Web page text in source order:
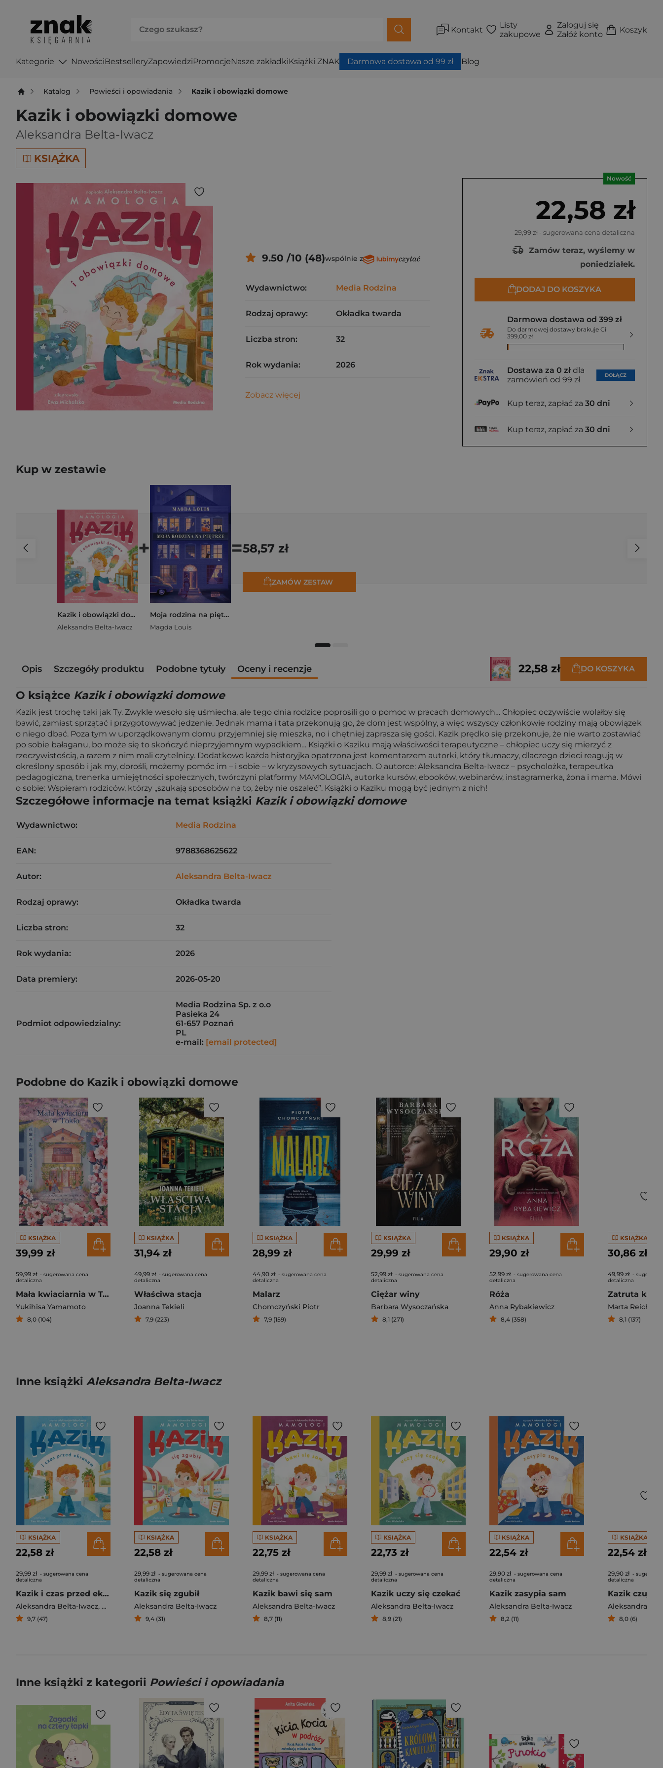
Kontakt
Listy
zakupowe
Zaloguj się
Załóż konto
Koszyk
Kategorie NowościBestselleryZapowiedziPromocjeNasze zakładkiKsiążki ZNAK Darmowa dostawa od 99 zł Blog
Katalog Powieści i opowiadania Kazik i obowiązki domowe
Kazik i obowiązki domowe
Aleksandra Belta-Iwacz
KSIĄŻKA
Nowość
22,58 zł
29,99 zł - sugerowana cena detaliczna
Zamów teraz, wyślemy w
poniedziałek.
DODAJ DO KOSZYKA
Darmowa dostawa od 399 zł
Do darmowej dostawy brakuje Ci
399,00 zł
Dostawa za 0 zł dla
zamówień od 99 zł
DOŁĄCZ
Kup teraz, zapłać za 30 dni
Kup teraz, zapłać za 30 dni
9.50 /10 (48)wspólnie z
Wydawnictwo: Media Rodzina
Rodzaj oprawy: Okładka twarda
Liczba stron: 32
Rok wydania: 2026
Zobacz więcej
Kup w zestawie
Kazik i obowiązki domowe
Aleksandra Belta-Iwacz
+
Moja rodzina na piętrze
Magda Louis
=58,57 zł
ZAMÓW ZESTAW
Opis Szczegóły produktu Podobne tytuły Oceny i recenzje 22,58 zł DO KOSZYKA
O książce Kazik i obowiązki domowe
Kazik jest trochę taki jak Ty. Zwykle wesoło się uśmiecha, ale tego dnia rodzice poprosili go o pomoc w pracach domowych… Chłopiec oczywiście wolałby się
bawić, zamiast sprzątać i przygotowywać jedzenie. Jednak mama i tata przekonują go, że dom jest wspólny, a więc wszyscy członkowie rodziny mają obowiązek
o niego dbać. Poza tym w uporządkowanym domu przyjemniej się mieszka, no i chętniej zaprasza się gości. Kazik prędko się przekonuje, że nie warto zostawiać
po sobie bałaganu, bo może się to skończyć nieprzyjemnym wypadkiem… Książki o Kaziku mają właściwości terapeutyczne – chłopiec uczy się mierzyć z
rzeczywistością, a razem z nim mali czytelnicy. Dodatkowo każda historyjka opatrzona jest komentarzem autorki, który tłumaczy, dlaczego dzieci reagują w
określony sposób i jak my, dorośli, możemy pomóc im – i sobie – w kryzysowych sytuacjach. O autorce: Aleksandra Belta-Iwacz – psycholożka, terapeutka
pedagogiczna, trenerka umiejętności społecznych, twórczyni platformy MAMOLOGIA, autorka kursów, ebooków, webinarów, instagramerka, żona i mama. Mówi
o sobie: Wspieram rodziców, którzy „szukają sposobów na to, żeby nie oszaleć”. Książki o Kaziku mogą być jednym z nich!
Szczegółowe informacje na temat książki Kazik i obowiązki domowe
Wydawnictwo: Media Rodzina
EAN: 9788368625622
Autor: Aleksandra Belta-Iwacz
Rodzaj oprawy: Okładka twarda
Liczba stron: 32
Rok wydania: 2026
Data premiery: 2026-05-20
Podmiot odpowiedzialny:
Media Rodzina Sp. z o.o
Pasieka 24
61-657 Poznań
PL
e-mail: [email protected]
Podobne do Kazik i obowiązki domowe
KSIĄŻKA
39,99 zł
59,99 zł - sugerowana cena
detaliczna
Mała kwiaciarnia w Tokio
Yukihisa Yamamoto
8,0 (104)
KSIĄŻKA
31,94 zł
49,99 zł - sugerowana cena
detaliczna
Właściwa stacja
Joanna Tekieli
7,9 (223)
KSIĄŻKA
28,99 zł
44,90 zł - sugerowana cena
detaliczna
Malarz
Chomczyński Piotr
7,9 (159)
KSIĄŻKA
29,99 zł
52,99 zł - sugerowana cena
detaliczna
Ciężar winy
Barbara Wysoczańska
8,1 (271)
KSIĄŻKA
29,90 zł
52,99 zł - sugerowana cena
detaliczna
Róża
Anna Rybakiewicz
8,4 (358)
KSIĄŻKA
30,86 zł
49,99 zł -
detaliczna
Zatruta krew
Marta Reich
8,1 (137)
Inne książki Aleksandra Belta-Iwacz
KSIĄŻKA
22,58 zł
29,99 zł - sugerowana cena
detaliczna
Kazik i czas przed ekranem
Aleksandra Belta-Iwacz, Michalska Ewa
9,7 (47)
KSIĄŻKA
22,58 zł
29,99 zł - sugerowana cena
detaliczna
Kazik się zgubił
Aleksandra Belta-Iwacz
9,4 (31)
KSIĄŻKA
22,75 zł
29,99 zł - sugerowana cena
detaliczna
Kazik bawi się sam
Aleksandra Belta-Iwacz
8,7 (11)
KSIĄŻKA
22,73 zł
29,99 zł - sugerowana cena
detaliczna
Kazik uczy się czekać
Aleksandra Belta-Iwacz
8,9 (21)
KSIĄŻKA
22,54 zł
29,90 zł - sugerowana cena
detaliczna
Kazik zasypia sam
Aleksandra Belta-Iwacz
8,2 (11)
KSIĄŻKA
22,54 zł
29,90 zł -
detaliczna
Kazik czuje
Aleksandra
8,0 (6)
Inne książki z kategorii Powieści i opowiadania